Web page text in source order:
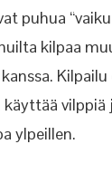
puhua
kilpaa
Kilpailu
käyttää vilppiä
ylpeillen.